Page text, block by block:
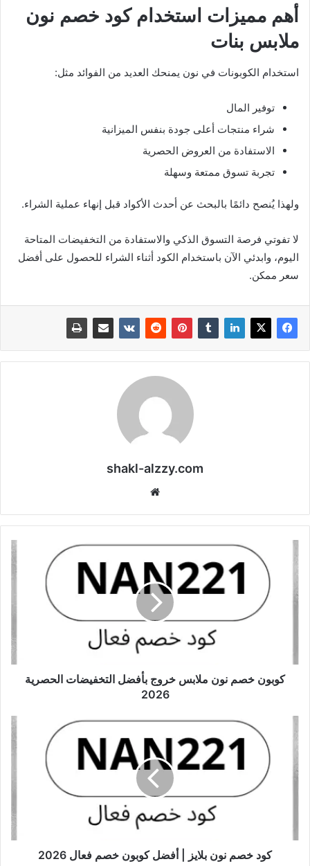
أهم مميزات استخدام كود خصم نون
ملابس بنات
استخدام الكوبونات في نون يمنحك العديد من الفوائد مثل:
توفير المال
شراء منتجات أعلى جودة بنفس الميزانية
الاستفادة من العروض الحصرية
تجربة تسوق ممتعة وسهلة
ولهذا يُنصح دائمًا بالبحث عن أحدث الأكواد قبل إنهاء عملية الشراء.
لا تفوتي فرصة التسوق الذكي والاستفادة من التخفيضات المتاحة
اليوم، وابدئي الآن باستخدام الكود أثناء الشراء للحصول على أفضل
سعر ممكن.
shakl-alzzy.com
كوبون خصم نون ملابس خروج بأفضل التخفيضات الحصرية
2026
كود خصم نون بلايز | أفضل كوبون خصم فعال 2026